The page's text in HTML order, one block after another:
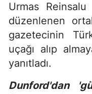
Urmas
düzenlenen
gazetecinin
uçağı alıp
yanıtladı.
Dunford'dan